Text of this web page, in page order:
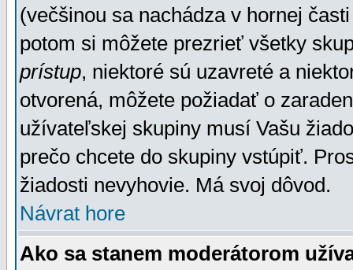
(večšinou sa nachádza v hornej
potom si môžete prezrieť všetky
prístup, niektoré sú uzavreté a
otvorená, môžete požiadať o
užívateľskej skupiny musí Vašu
prečo chcete do skupiny vstúpiť.
žiadosti nevyhovie. Má svoj dôvod.
Návrat hore
Ako sa stanem moderátorom